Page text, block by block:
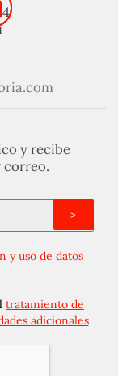
y recibe
correo.
y uso de datos
tratamiento de
adicionales
>